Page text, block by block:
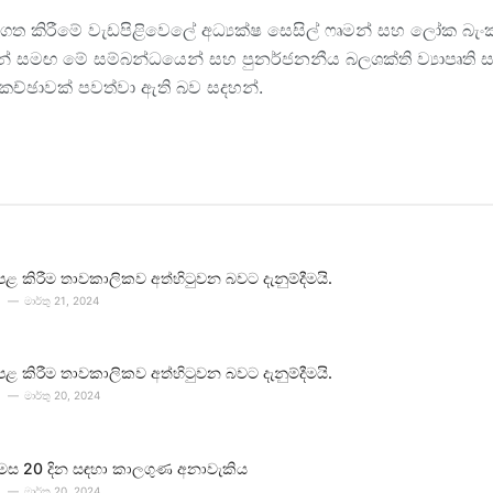
කිරීමේ වැඩපිළිවෙලේ අධ්‍යක්ෂ සෙසිල් ෆෘමන් සහ ලෝක
මේ සම්බන්ධයෙන් සහ පුනර්ජනනීය බලශක්ති ව්‍යාපෘති
පවත්වා ඇති බව සදහන්.
කිරීම තාවකාලිකව අත්හිටුවන බවට දැනුම්දීමයි.
මාර්තු 21, 2024
කිරීම තාවකාලිකව අත්හිටුවන බවට දැනුම්දීමයි.
මාර්තු 20, 2024
20 දින සඳහා කාලගුණ අනාවැකිය